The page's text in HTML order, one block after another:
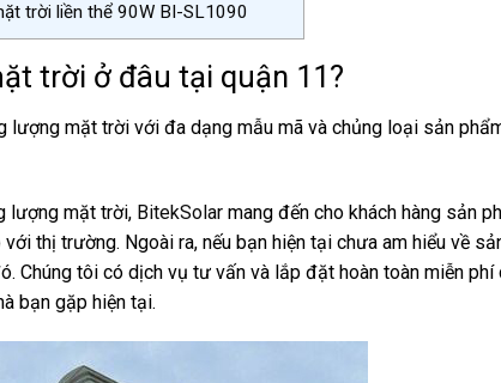
trời liền thể 90W BI-SL1090
trời ở đâu tại quận 11?
lượng mặt trời với đa dạng mẫu mã và chủng loại sản
lượng mặt trời, BitekSolar mang đến cho khách hàng sản
với thị trường. Ngoài ra, nếu bạn hiện tại chưa am hiểu về
Chúng tôi có dịch vụ tư vấn và lắp đặt hoàn toàn miễn phí
bạn gặp hiện tại.